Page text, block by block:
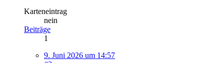
Karteneintrag
nein
Beiträge
1
9. Juni 2026 um 14:57